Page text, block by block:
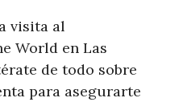
visita al
World en Las
de todo sobre
para asegurarte